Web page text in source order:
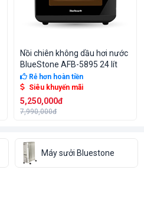
Nồi chiên không dầu hơi nước
BlueStone AFB-5895 24 lít
Rẻ hơn hoàn tiền
Siêu khuyến mãi
5,250,000đ
7,990,000đ
Máy sưởi Bluestone